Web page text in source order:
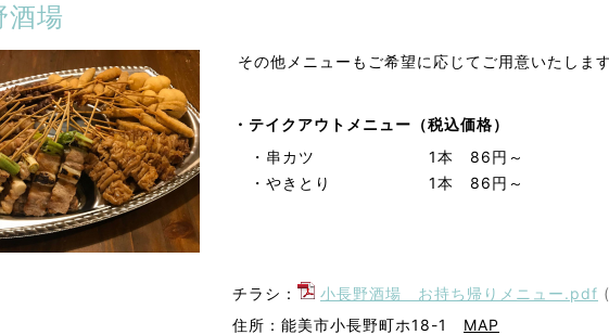
酒場
その他メニューもご希望に応じてご用意いたしま
・テイクアウトメニュー（税込価格）
・串カツ
1本 86円～
・やきとり
1本 86円～
チラシ： 小長野酒場 お持ち帰りメニュー.pdf
住所：能美市小長野町ホ18-1 MAP